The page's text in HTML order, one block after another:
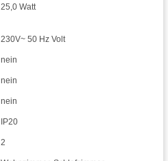
25,0 Watt
230V~ 50 Hz Volt
nein
nein
nein
IP20
2